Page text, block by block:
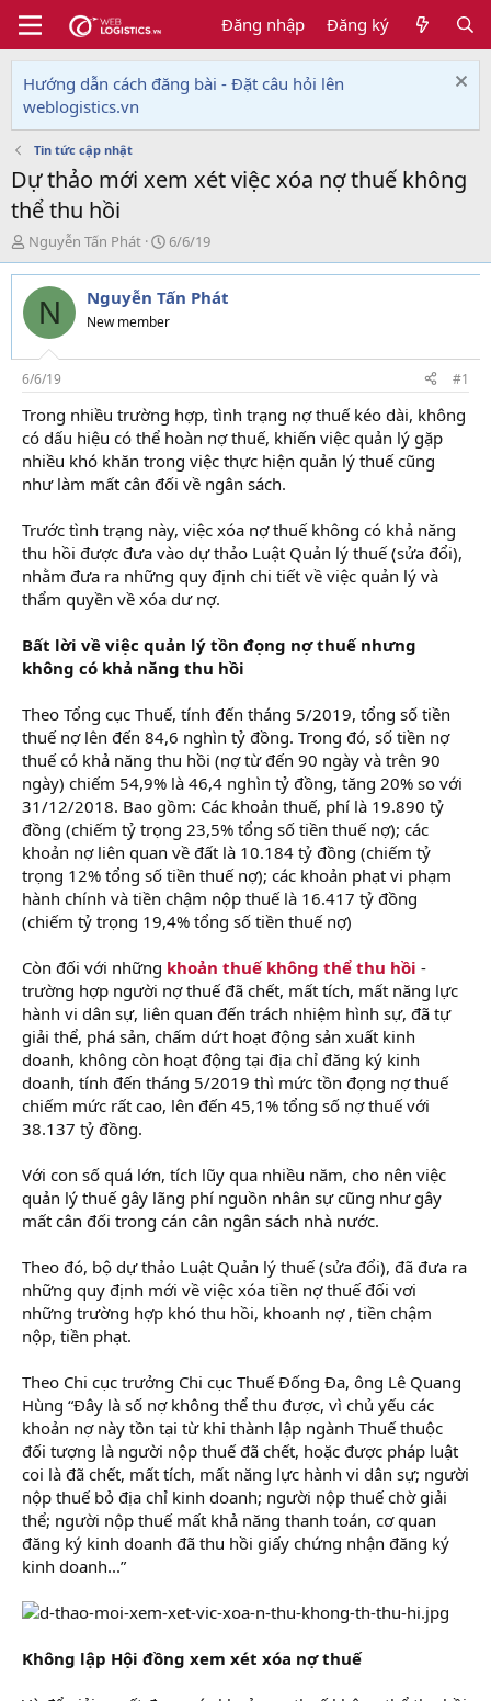
Đăng nhập Đăng ký
Hướng dẫn cách đăng bài - Đặt câu hỏi lên
weblogistics.vn
Tin tức cập nhật
Dự thảo mới xem xét việc xóa nợ thuế không
thể thu hồi
T
h
r
e
d
s
t
a
r
t
e
r
Nguyễn Tấn Phát
N
g
à
y
g
i
6/6/19
N Nguyễn Tấn Phát
New member
6/6/19 #1
Trong nhiều trường hợp, tình trạng nợ thuế kéo dài, không
có dấu hiệu có thể hoàn nợ thuế, khiến việc quản lý gặp
nhiều khó khăn trong việc thực hiện quản lý thuế cũng
như làm mất cân đối về ngân sách.
Trước tình trạng này, việc xóa nợ thuế không có khả năng
thu hồi được đưa vào dự thảo Luật Quản lý thuế (sửa đổi),
nhằm đưa ra những quy định chi tiết về việc quản lý và
thẩm quyền về xóa dư nợ.
Bất lời về việc quản lý tồn đọng nợ thuế nhưng
không có khả năng thu hồi
Theo Tổng cục Thuế, tính đến tháng 5/2019, tổng số tiền
thuế nợ lên đến 84,6 nghìn tỷ đồng. Trong đó, số tiền nợ
thuế có khả năng thu hồi (nợ từ đến 90 ngày và trên 90
ngày) chiếm 54,9% là 46,4 nghìn tỷ đồng, tăng 20% so với
31/12/2018. Bao gồm: Các khoản thuế, phí là 19.890 tỷ
đồng (chiếm tỷ trọng 23,5% tổng số tiền thuế nợ); các
khoản nợ liên quan về đất là 10.184 tỷ đồng (chiếm tỷ
trọng 12% tổng số tiền thuế nợ); các khoản phạt vi phạm
hành chính và tiền chậm nộp thuế là 16.417 tỷ đồng
(chiếm tỷ trọng 19,4% tổng số tiền thuế nợ)
Còn đối với những khoản thuế không thể thu hồi -
trường hợp người nợ thuế đã chết, mất tích, mất năng lực
hành vi dân sự, liên quan đến trách nhiệm hình sự, đã tự
giải thể, phá sản, chấm dứt hoạt động sản xuất kinh
doanh, không còn hoạt động tại địa chỉ đăng ký kinh
doanh, tính đến tháng 5/2019 thì mức tồn đọng nợ thuế
chiếm mức rất cao, lên đến 45,1% tổng số nợ thuế với
38.137 tỷ đồng.
Với con số quá lớn, tích lũy qua nhiều năm, cho nên việc
quản lý thuế gây lãng phí nguồn nhân sự cũng như gây
mất cân đối trong cán cân ngân sách nhà nước.
Theo đó, bộ dự thảo Luật Quản lý thuế (sửa đổi), đã đưa ra
những quy định mới về việc xóa tiền nợ thuế đối vơi
những trường hợp khó thu hồi, khoanh nợ , tiền chậm
nộp, tiền phạt.
Theo Chi cục trưởng Chi cục Thuế Đống Đa, ông Lê Quang
Hùng “Đây là số nợ không thể thu được, vì chủ yếu các
khoản nợ này tồn tại từ khi thành lập ngành Thuế thuộc
đối tượng là người nộp thuế đã chết, hoặc được pháp luật
coi là đã chết, mất tích, mất năng lực hành vi dân sự; người
nộp thuế bỏ địa chỉ kinh doanh; người nộp thuế chờ giải
thể; người nộp thuế mất khả năng thanh toán, cơ quan
đăng ký kinh doanh đã thu hồi giấy chứng nhận đăng ký
kinh doanh...”
Không lập Hội đồng xem xét xóa nợ thuế